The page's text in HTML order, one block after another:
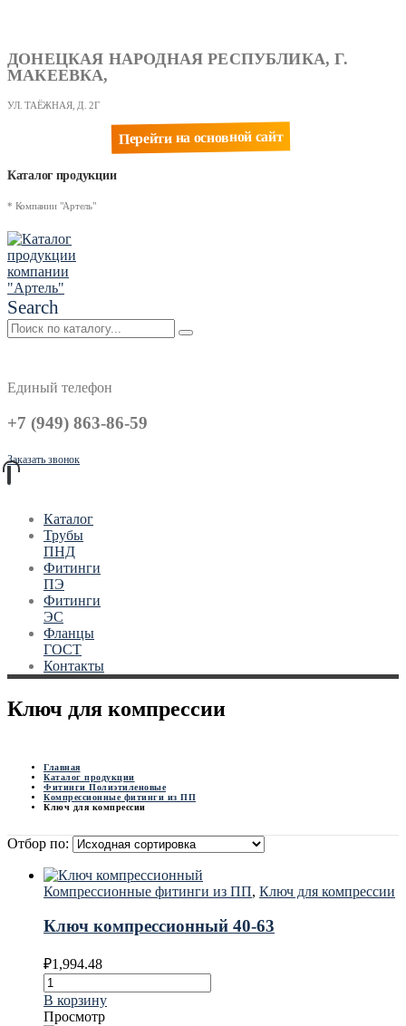
ДОНЕЦКАЯ НАРОДНАЯ РЕСПУБЛИКА, Г.
МАКЕЕВКА,
УЛ. ТАЁЖНАЯ, Д. 2Г
Перейти на основной сайт
Каталог продукции
* Компании "Артель"
Search
Единый телефон
+7 (949) 863-86-59
Заказать звонок
Каталог
Трубы
ПНД
Фитинги
ПЭ
Фитинги
ЭС
Фланцы
ГОСТ
Контакты
Ключ для компрессии
Главная
Каталог продукции
Фитинги Полиэтиленовые
Компрессионные фитинги из ПП
Ключ для компрессии
Отбор по:
Компрессионные фитинги из ПП, Ключ для компрессии
Ключ компрессионный 40-63
₽1,994.48
В корзину
Просмотр